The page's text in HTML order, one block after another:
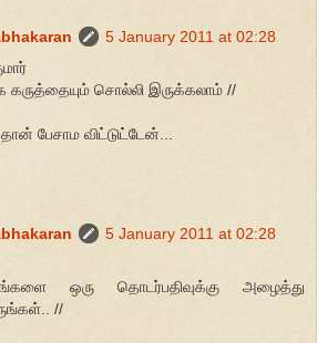
5 January 2011 at 02:28
சொல்லி இருக்கலாம் //
பேசாம விட்டுட்டேன்...
5 January 2011 at 02:28
ஒரு தொடர்பதிவுக்கு அழைத்து
//